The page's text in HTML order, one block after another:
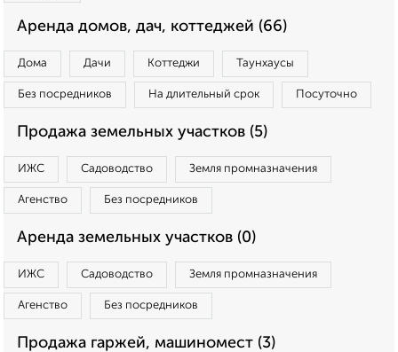
Аренда домов, дач, коттеджей (66)
Дома Дачи Коттеджи Таунхаусы
Без посредников На длительный срок Посуточно
Продажа земельных участков (5)
ИЖС Садоводство Земля промназначения
Агенство Без посредников
Аренда земельных участков (0)
ИЖС Садоводство Земля промназначения
Агенство Без посредников
Продажа гаржей, машиномест (3)